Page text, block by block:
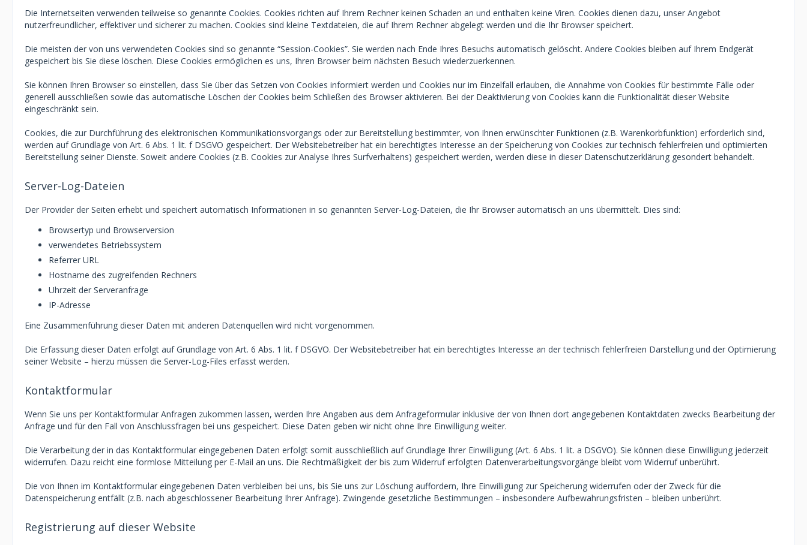
Die Internetseiten verwenden teilweise so genannte Cookies. Cookies richten auf Ihrem Rechner keinen Schaden an und enthalten keine Viren. Cookies dienen dazu, unser Angebot
nutzerfreundlicher, effektiver und sicherer zu machen. Cookies sind kleine Textdateien, die auf Ihrem Rechner abgelegt werden und die Ihr Browser speichert.
Die meisten der von uns verwendeten Cookies sind so genannte “Session-Cookies”. Sie werden nach Ende Ihres Besuchs automatisch gelöscht. Andere Cookies bleiben auf Ihrem Endgerät
gespeichert bis Sie diese löschen. Diese Cookies ermöglichen es uns, Ihren Browser beim nächsten Besuch wiederzuerkennen.
Sie können Ihren Browser so einstellen, dass Sie über das Setzen von Cookies informiert werden und Cookies nur im Einzelfall erlauben, die Annahme von Cookies für bestimmte Fälle oder
generell ausschließen sowie das automatische Löschen der Cookies beim Schließen des Browser aktivieren. Bei der Deaktivierung von Cookies kann die Funktionalität dieser Website
eingeschränkt sein.
Cookies, die zur Durchführung des elektronischen Kommunikationsvorgangs oder zur Bereitstellung bestimmter, von Ihnen erwünschter Funktionen (z.B. Warenkorbfunktion) erforderlich sind,
werden auf Grundlage von Art. 6 Abs. 1 lit. f DSGVO gespeichert. Der Websitebetreiber hat ein berechtigtes Interesse an der Speicherung von Cookies zur technisch fehlerfreien und optimierten
Bereitstellung seiner Dienste. Soweit andere Cookies (z.B. Cookies zur Analyse Ihres Surfverhaltens) gespeichert werden, werden diese in dieser Datenschutzerklärung gesondert behandelt.
Server-Log-Dateien
Der Provider der Seiten erhebt und speichert automatisch Informationen in so genannten Server-Log-Dateien, die Ihr Browser automatisch an uns übermittelt. Dies sind:
Browsertyp und Browserversion
verwendetes Betriebssystem
Referrer URL
Hostname des zugreifenden Rechners
Uhrzeit der Serveranfrage
IP-Adresse
Eine Zusammenführung dieser Daten mit anderen Datenquellen wird nicht vorgenommen.
Die Erfassung dieser Daten erfolgt auf Grundlage von Art. 6 Abs. 1 lit. f DSGVO. Der Websitebetreiber hat ein berechtigtes Interesse an der technisch fehlerfreien Darstellung und der Optimierung
seiner Website – hierzu müssen die Server-Log-Files erfasst werden.
Kontaktformular
Wenn Sie uns per Kontaktformular Anfragen zukommen lassen, werden Ihre Angaben aus dem Anfrageformular inklusive der von Ihnen dort angegebenen Kontaktdaten zwecks Bearbeitung der
Anfrage und für den Fall von Anschlussfragen bei uns gespeichert. Diese Daten geben wir nicht ohne Ihre Einwilligung weiter.
Die Verarbeitung der in das Kontaktformular eingegebenen Daten erfolgt somit ausschließlich auf Grundlage Ihrer Einwilligung (Art. 6 Abs. 1 lit. a DSGVO). Sie können diese Einwilligung jederzeit
widerrufen. Dazu reicht eine formlose Mitteilung per E-Mail an uns. Die Rechtmäßigkeit der bis zum Widerruf erfolgten Datenverarbeitungsvorgänge bleibt vom Widerruf unberührt.
Die von Ihnen im Kontaktformular eingegebenen Daten verbleiben bei uns, bis Sie uns zur Löschung auffordern, Ihre Einwilligung zur Speicherung widerrufen oder der Zweck für die
Datenspeicherung entfällt (z.B. nach abgeschlossener Bearbeitung Ihrer Anfrage). Zwingende gesetzliche Bestimmungen – insbesondere Aufbewahrungsfristen – bleiben unberührt.
Registrierung auf dieser Website